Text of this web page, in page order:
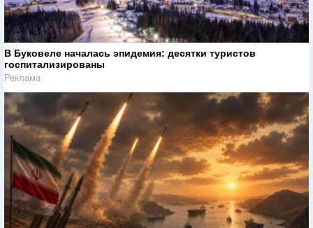
В Буковеле началась эпидемия: десятки туристов
госпитализированы
Реклама